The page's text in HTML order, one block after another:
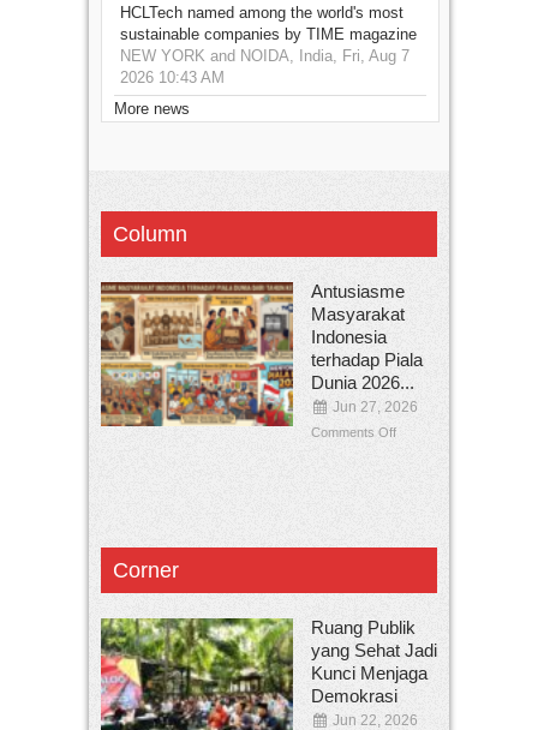
HCLTech named among the world's most
sustainable companies by TIME magazine
NEW YORK and NOIDA, India, Fri, Aug 7
2026 10:43 AM
More news
Column
Antusiasme
Masyarakat
Indonesia
terhadap Piala
Dunia 2026...
Jun 27, 2026
Comments Off
Corner
Ruang Publik
yang Sehat Jadi
Kunci Menjaga
Demokrasi
Jun 22, 2026